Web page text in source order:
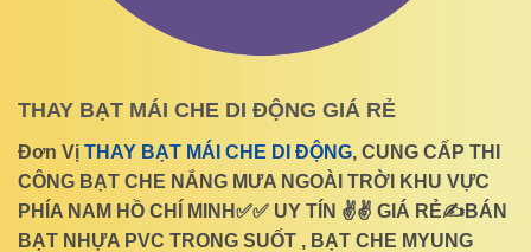
THAY BẠT MÁI CHE DI ĐỘNG GIÁ RẺ
Đơn Vị THAY BẠT MÁI CHE DI ĐỘNG, CUNG CẤP THI
CÔNG BẠT CHE NẮNG MƯA NGOÀI TRỜI KHU VỰC
PHÍA NAM HỒ CHÍ MINH✅✅ UY TÍN ✌✌ GIÁ RẺ✍BÁN
BẠT NHỰA PVC TRONG SUỐT , BẠT CHE MYUNG